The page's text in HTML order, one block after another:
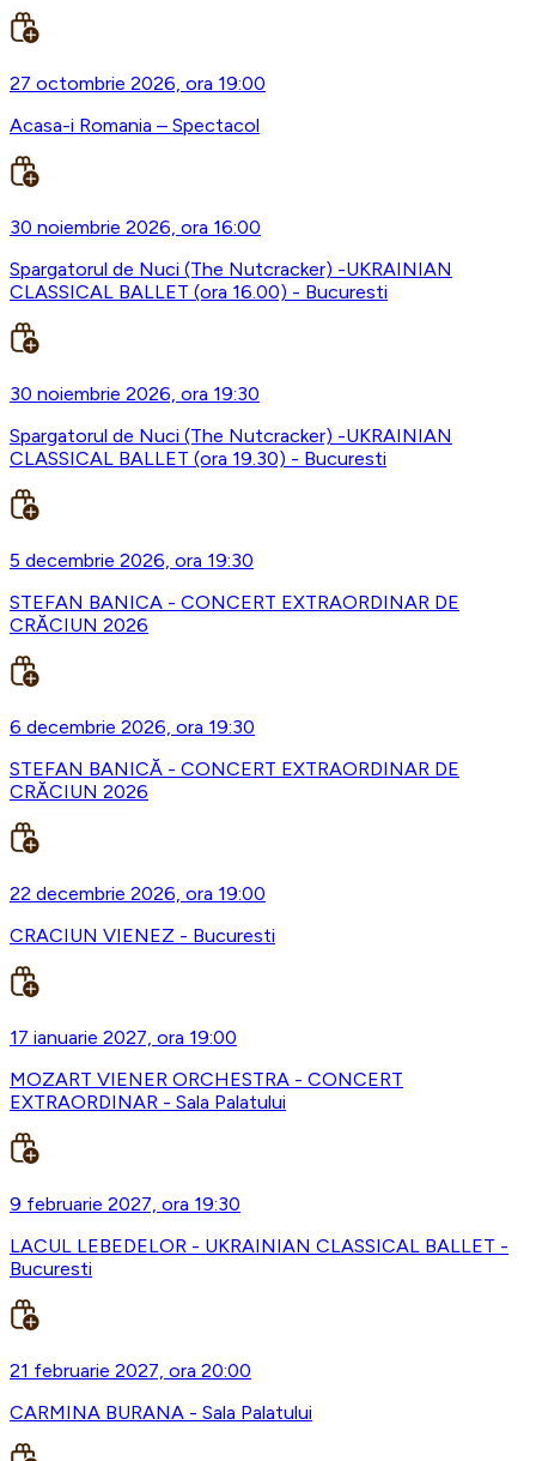
27 octombrie 2026, ora 19:00
Acasa-i Romania – Spectacol
30 noiembrie 2026, ora 16:00
Spargatorul de Nuci (The Nutcracker) -UKRAINIAN
CLASSICAL BALLET (ora 16.00) - Bucuresti
30 noiembrie 2026, ora 19:30
Spargatorul de Nuci (The Nutcracker) -UKRAINIAN
CLASSICAL BALLET (ora 19.30) - Bucuresti
5 decembrie 2026, ora 19:30
STEFAN BANICA - CONCERT EXTRAORDINAR DE
CRĂCIUN 2026
6 decembrie 2026, ora 19:30
STEFAN BANICĂ - CONCERT EXTRAORDINAR DE
CRĂCIUN 2026
22 decembrie 2026, ora 19:00
CRACIUN VIENEZ - Bucuresti
17 ianuarie 2027, ora 19:00
MOZART VIENER ORCHESTRA - CONCERT
EXTRAORDINAR - Sala Palatului
9 februarie 2027, ora 19:30
LACUL LEBEDELOR - UKRAINIAN CLASSICAL BALLET -
Bucuresti
21 februarie 2027, ora 20:00
CARMINA BURANA - Sala Palatului